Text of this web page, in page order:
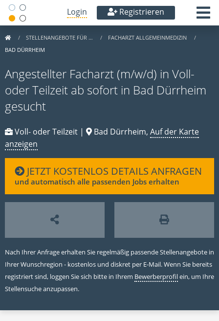
Login Registrieren
STELLENANGEBOTE FÜR …
FACHARZT ALLGEMEINMEDIZIN
BAD DÜRRHEIM
Angestellter Facharzt (m/w/d) in Voll-
oder Teilzeit ab sofort in Bad Dürrheim
gesucht
Voll- oder Teilzeit | Bad Dürrheim, Auf der Karte
anzeigen
JETZT KOSTENLOS DETAILS ANFRAGEN
und automatisch alle passenden Jobs erhalten
Nach Ihrer Anfrage erhalten Sie regelmäßig passende Stellenangebote in
Ihrer Wunschregion - kostenlos und diskret per E-Mail. Wenn Sie bereits
registriert sind, loggen Sie sich bitte in Ihrem Bewerberprofilein, um Ihre
Stellensuche anzupassen.